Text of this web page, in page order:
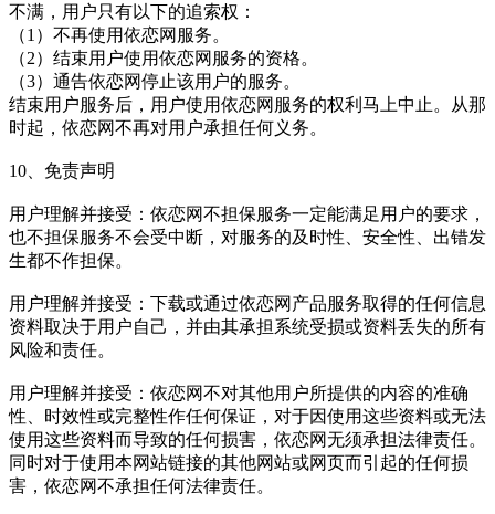
不满，用户只有以下的追索权：
（1）不再使用依恋网服务。
（2）结束用户使用依恋网服务的资格。
（3）通告依恋网停止该用户的服务。
结束用户服务后，用户使用依恋网服务的权利马上中止。从那
时起，依恋网不再对用户承担任何义务。
10、免责声明
用户理解并接受：依恋网不担保服务一定能满足用户的要求，
也不担保服务不会受中断，对服务的及时性、安全性、出错发
生都不作担保。
用户理解并接受：下载或通过依恋网产品服务取得的任何信息
资料取决于用户自己，并由其承担系统受损或资料丢失的所有
风险和责任。
用户理解并接受：依恋网不对其他用户所提供的内容的准确
性、时效性或完整性作任何保证，对于因使用这些资料或无法
使用这些资料而导致的任何损害，依恋网无须承担法律责任。
同时对于使用本网站链接的其他网站或网页而引起的任何损
害，依恋网不承担任何法律责任。